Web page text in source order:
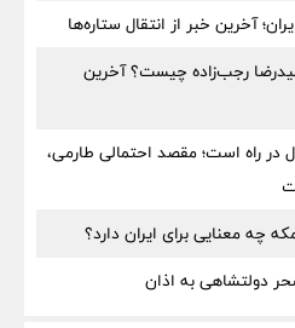
آخرین خبر از انتقال ستاره‌ها
رجب‌زاده چیست؟ آخرین
در راه است؛ مقصد احتمالی طارمی،
چه معنایی برای ایران دارد؟
دولتشاهی به اذان